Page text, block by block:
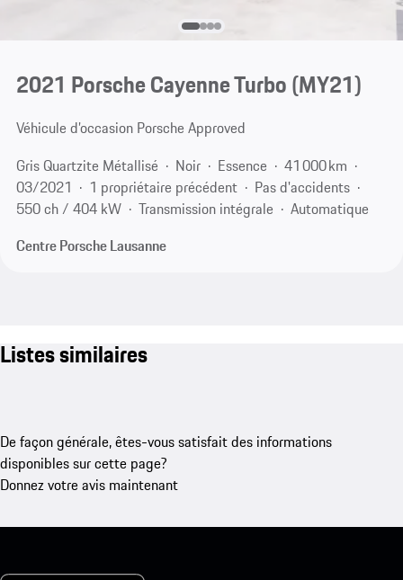
2021 Porsche Cayenne Turbo (MY21)
Véhicule d’occasion Porsche Approved
Gris Quartzite Métallisé
Noir Essence
41 000 km
03/2021
1 propriétaire précédent
Pas d'accidents
550 ch / 404 kW
Transmission intégrale
Automatique
Centre Porsche Lausanne
Listes similaires
De façon générale, êtes-vous satisfait des informations
disponibles sur cette page?
Donnez votre avis maintenant